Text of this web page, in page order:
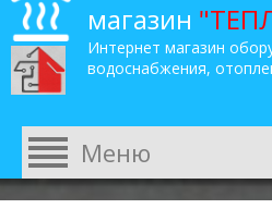
магазин
Интернет магазин
водоснабжения,